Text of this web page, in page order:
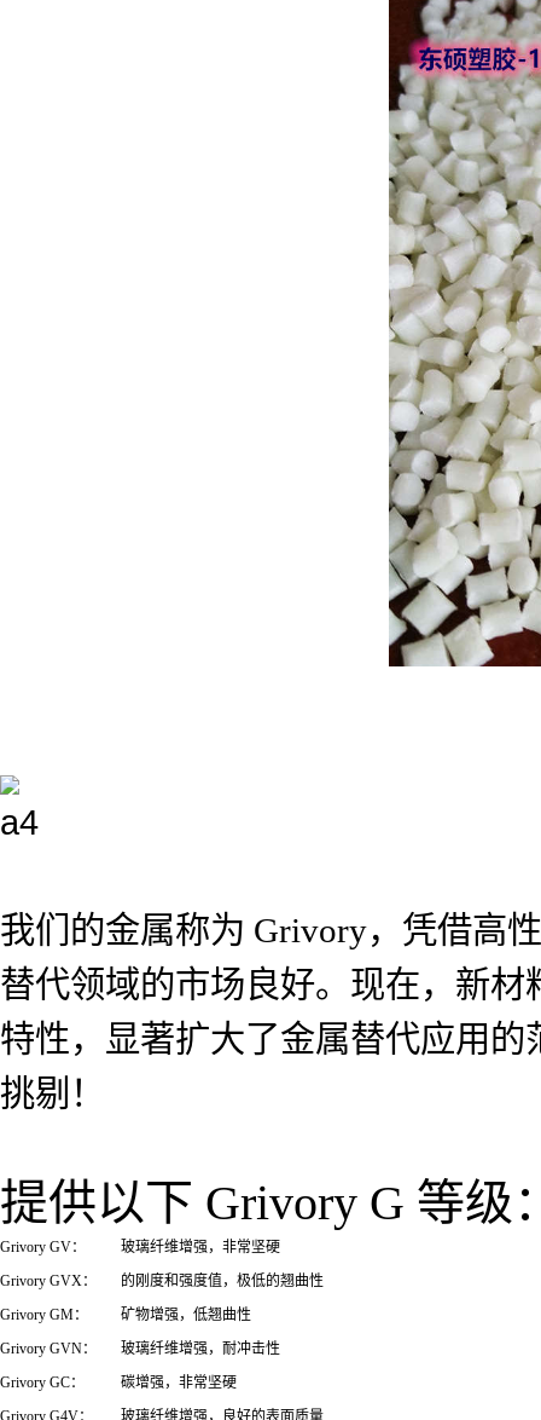
我们的金属称为 Grivory，凭借高
替代领域的市场良好。现在，新
特性，显著扩大了金属替代应用
挑剔！
提供以下 Grivory G 等级
Grivory GV：
玻璃纤维增强，非常坚硬
Grivory GVX：
的刚度和强度值，极低的翘曲性
Grivory GM：
矿物增强，低翘曲性
Grivory GVN：
玻璃纤维增强，耐冲击性
Grivory GC：
碳增强，非常坚硬
Grivory G4V：
玻璃纤维增强，良好的表面质量